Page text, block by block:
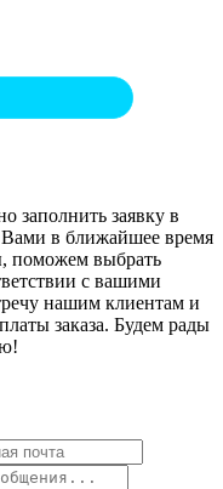
заполнить заявку в
в ближайшее время
поможем выбрать
с вашими
нашим клиентам и
заказа. Будем рады